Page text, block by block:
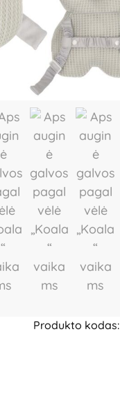
Produkto kodas: